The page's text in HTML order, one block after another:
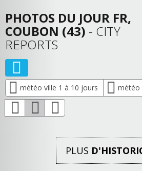
PHOTOS DU JOUR FR,
COUBON (43) - CITY
REPORTS
météo ville 1 à 10 jours météo
PLUS